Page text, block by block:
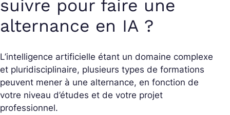
suivre pour faire une
alternance en IA ?
L’intelligence artificielle étant un domaine complexe
et pluridisciplinaire, plusieurs types de formations
peuvent mener à une alternance, en fonction de
votre niveau d’études et de votre projet
professionnel.